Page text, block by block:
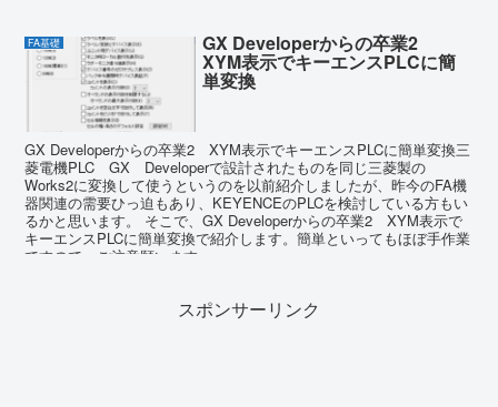
FA基礎 GX Developerからの卒業2
XYM表示でキーエンスPLCに簡
単変換
GX Developerからの卒業2 XYM表示でキーエンスPLCに簡単変換三
菱電機PLC GX Developerで設計されたものを同じ三菱製の
Works2に変換して使うというのを以前紹介しましたが、昨今のFA機
器関連の需要ひっ迫もあり、KEYENCEのPLCを検討している方もい
るかと思います。 そこで、GX Developerからの卒業2 XYM表示で
キーエンスPLCに簡単変換で紹介します。簡単といってもほぼ手作業
ですので、ご注意願います。
スポンサーリンク